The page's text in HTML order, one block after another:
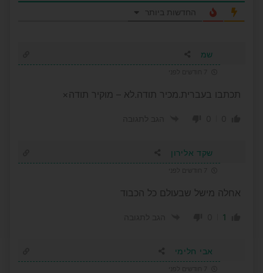
החדשות ביותר
שמ
תכתבו בעברית.מכיר תודה.לא – מוקיר תודה×
שקד אלירון
אחלה מישל שבעולם כל הכבוד
1
אבי חלימי